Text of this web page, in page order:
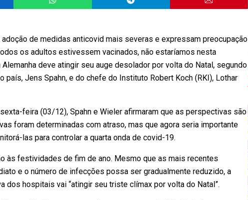
de medidas anticovid mais severas e expressam preocupação
os adultos estivessem vacinados, não estaríamos nesta
Alemanha deve atingir seu auge desolador por volta do Natal, segundo
país, Jens Spahn, e do chefe do Instituto Robert Koch (RKI), Lothar
feira (03/12), Spahn e Wieler afirmaram que as perspectivas são
foram determinadas com atraso, mas que agora seria importante
las para controlar a quarta onda de covid-19.
às festividades de fim de ano. Mesmo que as mais recentes
e o número de infecções possa ser gradualmente reduzido, a
dos hospitais vai “atingir seu triste clímax por volta do Natal”.